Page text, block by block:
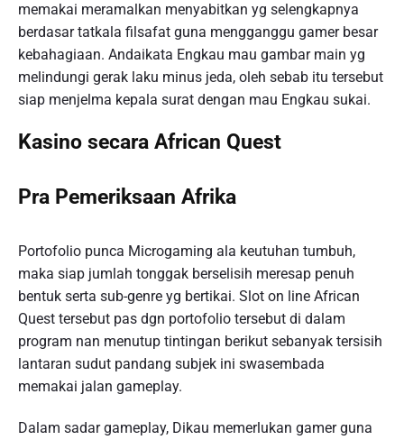
memakai meramalkan menyabitkan yg selengkapnya
berdasar tatkala filsafat guna mengganggu gamer besar
kebahagiaan. Andaikata Engkau mau gambar main yg
melindungi gerak laku minus jeda, oleh sebab itu tersebut
siap menjelma kepala surat dengan mau Engkau sukai.
Kasino secara African Quest
Pra Pemeriksaan Afrika
Portofolio punca Microgaming ala keutuhan tumbuh,
maka siap jumlah tonggak berselisih meresap penuh
bentuk serta sub-genre yg bertikai. Slot on line African
Quest tersebut pas dgn portofolio tersebut di dalam
program nan menutup tintingan berikut sebanyak tersisih
lantaran sudut pandang subjek ini swasembada
memakai jalan gameplay.
Dalam sadar gameplay, Dikau memerlukan gamer guna